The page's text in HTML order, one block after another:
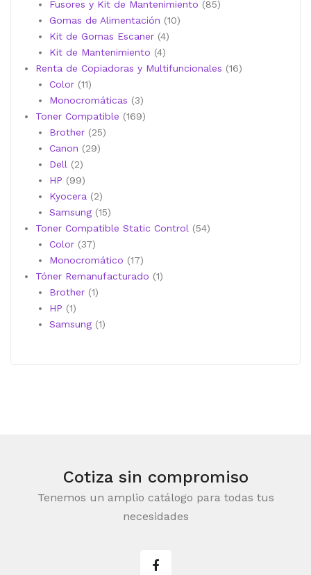
productos
Fusores y Kit de Mantenimiento 8585
Gomas de Alimentación 1010
Kit de Gomas Escaner 44
Kit de Mantenimiento 44
productos
Renta de Copiadoras y Multifuncionales 1616
Color 1111
productos
Monocromáticas 33
productos
Toner Compatible 169169
Brother 2525
Canon 2929
Dell 22
productos
HP 9999
productos
Kyocera 22
productos
Samsung 1515
productos
Toner Compatible Static Control 5454
Color 3737
productos
Monocromático 1717
productos
Tóner Remanufacturado 11
Brother 11
HP 11
producto
Samsung 11
Cotiza sin compromiso
Tenemos un amplio catálogo para todas tus
necesidades